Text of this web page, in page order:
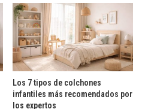
Los 7 tipos de colchones
infantiles más recomendados por
los expertos